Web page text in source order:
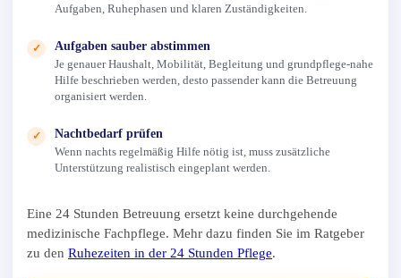
Aufgaben, Ruhephasen und klaren Zuständigkeiten.
✓
Aufgaben sauber abstimmen
Je genauer Haushalt, Mobilität, Begleitung und grundpflege-nahe
Hilfe beschrieben werden, desto passender kann die Betreuung
organisiert werden.
✓
Nachtbedarf prüfen
Wenn nachts regelmäßig Hilfe nötig ist, muss zusätzliche
Unterstützung realistisch eingeplant werden.
Eine 24 Stunden Betreuung ersetzt keine durchgehende
medizinische Fachpflege. Mehr dazu finden Sie im Ratgeber
zu den Ruhezeiten in der 24 Stunden Pflege.